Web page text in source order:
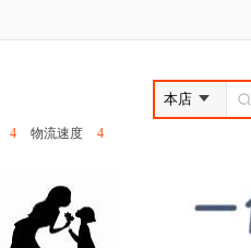
4 物流速度 4